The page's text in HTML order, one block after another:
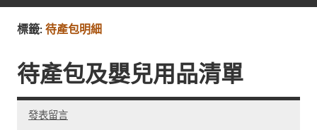
標籤: 待產包明細
待產包及嬰兒用品清單
發表留言